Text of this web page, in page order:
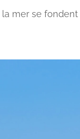
mer se